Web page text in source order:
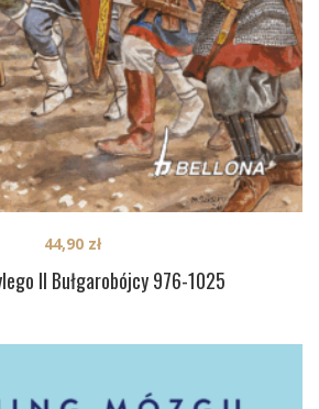
II Bułgarobójcy 976-1025
44,90 zł